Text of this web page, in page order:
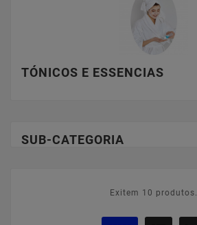
TÓNICOS E ESSENCIAS
SUB-CATEGORIA
Exitem 10 produtos.